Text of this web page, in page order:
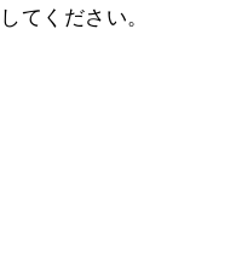
してください。